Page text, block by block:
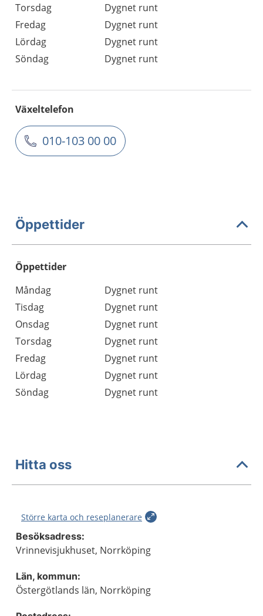
Torsdag
Dygnet runt
Fredag
Dygnet runt
Lördag
Dygnet runt
Söndag
Dygnet runt
Växeltelefon
010-103 00 00
Öppettider
Öppettider
Dag
Öppettider
Kommentarer
Måndag
Dygnet runt
Tisdag
Dygnet runt
Onsdag
Dygnet runt
Torsdag
Dygnet runt
Fredag
Dygnet runt
Lördag
Dygnet runt
Söndag
Dygnet runt
Hitta oss
Större karta och reseplanerare
Besöksadress:
Vrinnevisjukhuset, Norrköping
Län, kommun:
Östergötlands län, Norrköping